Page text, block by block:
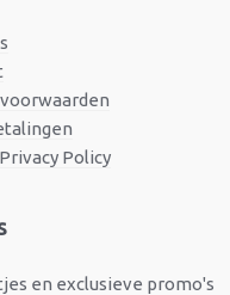
Policy
en exclusieve promo's